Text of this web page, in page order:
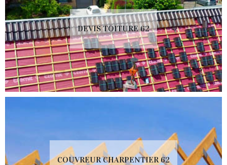
DEVIS TOITURE 62
COUVREUR CHARPENTIER 62